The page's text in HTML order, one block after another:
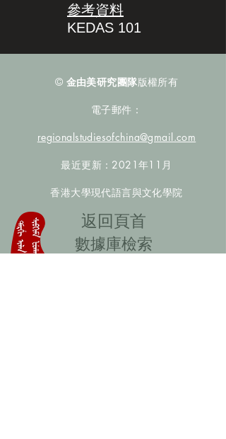
參考資料
KEDAS 101
© 金由美研究團隊版權所有
電子郵件：
regionalstudiesofchina@gmail.com
最近更新：2021年11月
香港大學現代語言與文化學院
​返回頁首
數據庫檢索